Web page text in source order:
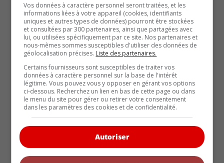
Ford Taurus 2018: Sur la voie de garage
Vos données à caractère personnel seront traitées, et les
informations liées à votre appareil (cookies, identifiants
uniques et autres types de données) pourront être stockées
et consultées par 300 partenaires, ainsi que partagées avec
lui, ou utilisées spécifiquement par ce site. Nos partenaires et
nous-mêmes sommes susceptibles d'utiliser des données de
géolocalisation précises. Liste des partenaires.
Certains fournisseurs sont susceptibles de traiter vos
données à caractère personnel sur la base de l'intérêt
légitime. Vous pouvez vous y opposer en gérant vos options
ci-dessous. Recherchez un lien en bas de cette page ou dans
le menu du site pour gérer ou retirer votre consentement
dans les paramètres des cookies et de confidentialité.
Autoriser